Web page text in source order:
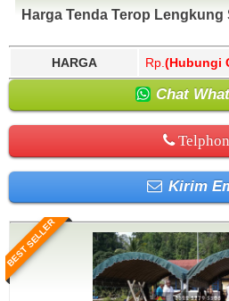
Harga Tenda Terop Lengkung
HARGA Rp. (Hubungi
Chat
Kirim
BEST SELLER